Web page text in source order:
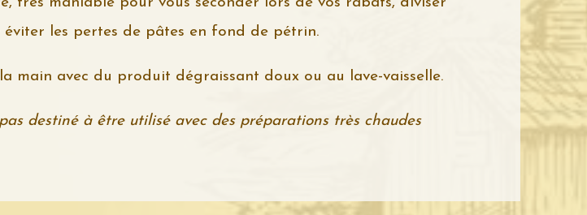
éviter les pertes de pâtes en fond de pétrin.
main avec du produit dégraissant doux ou au lave-vaisselle.
destiné à être utilisé avec des préparations très chaudes